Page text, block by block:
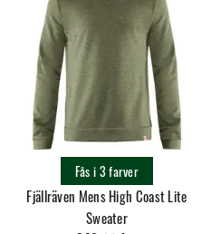
Fjällräven Mens High Coast Lite
Sweater
Fås i 3 farver